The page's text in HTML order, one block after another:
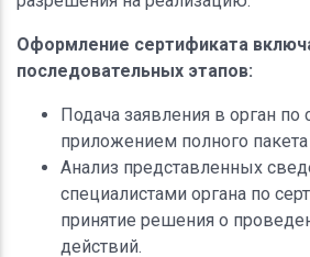
Оформление сертификата
последовательных этапов:
Подача заявления в орган по
приложением полного
Анализ представленных
специалистами органа по
принятие решения о
действий.